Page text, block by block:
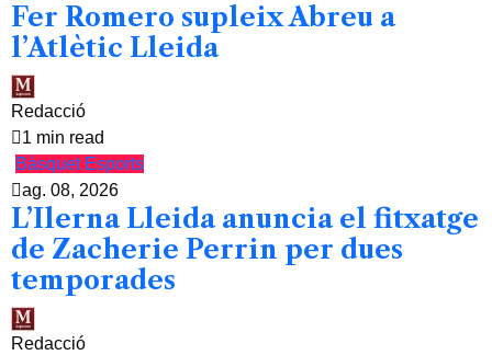
Fer Romero supleix Abreu a
l’Atlètic Lleida
Redacció
1 min read
Bàsquet Esports
ag. 08, 2026
L’Ilerna Lleida anuncia el fitxatge
de Zacherie Perrin per dues
temporades
Redacció